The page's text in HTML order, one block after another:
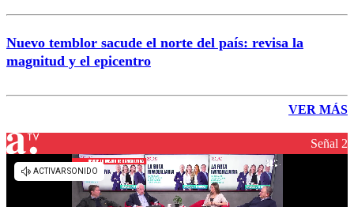
Nuevo temblor sacude el norte del país: revisa la
magnitud y el epicentro
VER MÁS
Señal 2